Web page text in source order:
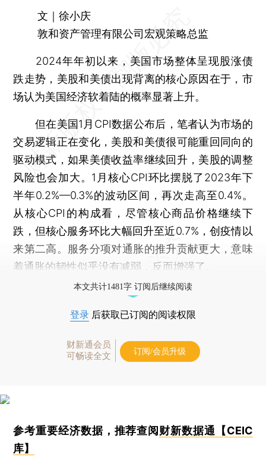
文｜徐小庆
敦和资产管理有限公司宏观策略总监
2024年年初以来，美国市场整体呈现股涨债
跌走势，美股和美债出现背离的核心原因在于，市
场认为美国经济软着陆的概率显著上升。
但在美国1月CPI数据公布后，笔者认为市场的
交易逻辑正在变化，美股和美债很可能重回同向的
驱动模式，如果美债收益率继续回升，美股的调整
风险也会加大。1月核心CPI环比摆脱了2023年下
半年0.2%—0.3%的波动区间，再次走高至0.4%。
从核心CPI的构成看，尽管核心商品价格继续下
跌，但核心服务环比大幅回升至近0.7%，创疫情以
来第二高。服务分项对通胀的推升贡献更大，意味
着通胀的韧性似乎没有减弱，反而增强了。
本文共计1481字 订阅后继续阅读
登录 后获取已订阅的阅读权限
财新通会员
可畅读全文
订阅/会员升级
参考重要经济数据，推荐查阅 财新数据通【CEIC
库】